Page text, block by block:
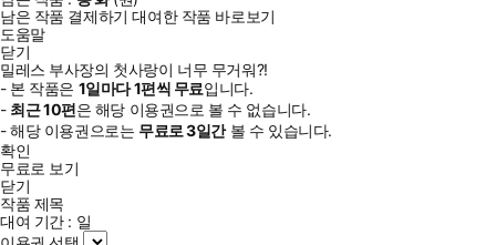
남은 작품 결제하기 대여한 작품 바로보기
도움말
닫기
밀레스 부사장의 첫사랑이 너무 무거워?!
- 본 작품은 1일마다1편씩 무료입니다.
- 최근10편은 해당 이용권으로 볼 수 없습니다.
- 해당 이용권으로는 무료로3일간볼 수 있습니다.
확인
무료로 보기
닫기
작품 제목
대여 기간 : 일